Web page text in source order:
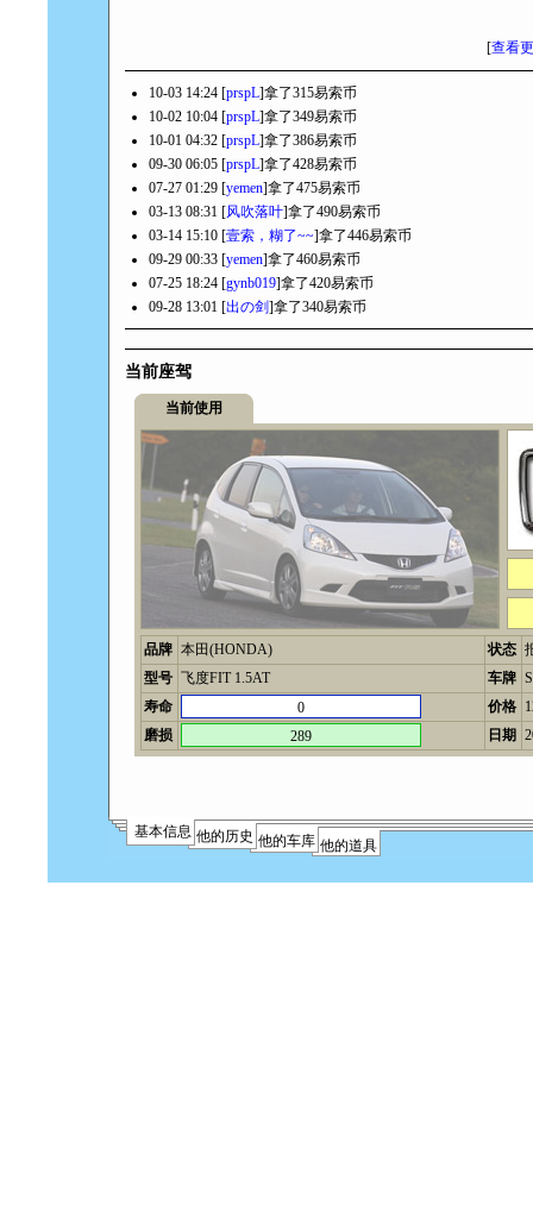
[查看
10-03 14:24 [prspL]拿了315易索币
10-02 10:04 [prspL]拿了349易索币
10-01 04:32 [prspL]拿了386易索币
09-30 06:05 [prspL]拿了428易索币
07-27 01:29 [yemen]拿了475易索币
03-13 08:31 [风吹落叶]拿了490易索币
03-14 15:10 [壹索，糊了~~]拿了446易索币
09-29 00:33 [yemen]拿了460易索币
07-25 18:24 [gynb019]拿了420易索币
09-28 13:01 [出の剑]拿了340易索币
当前座驾
当前使用
品牌 本田(HONDA) 状态
型号 飞度FIT 1.5AT 车牌
寿命
0 价格
磨损
289 日期
基本信息 他的历史 他的车库 他的道具